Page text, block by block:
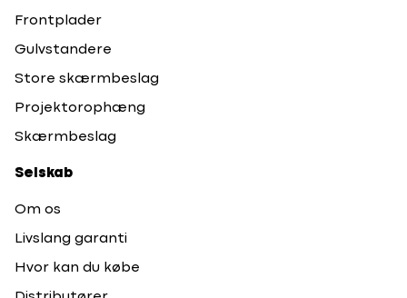
Frontplader
Gulvstandere
Store skærmbeslag
Projektorophæng
Skærmbeslag
Selskab
Om os
Livslang garanti
Hvor kan du købe